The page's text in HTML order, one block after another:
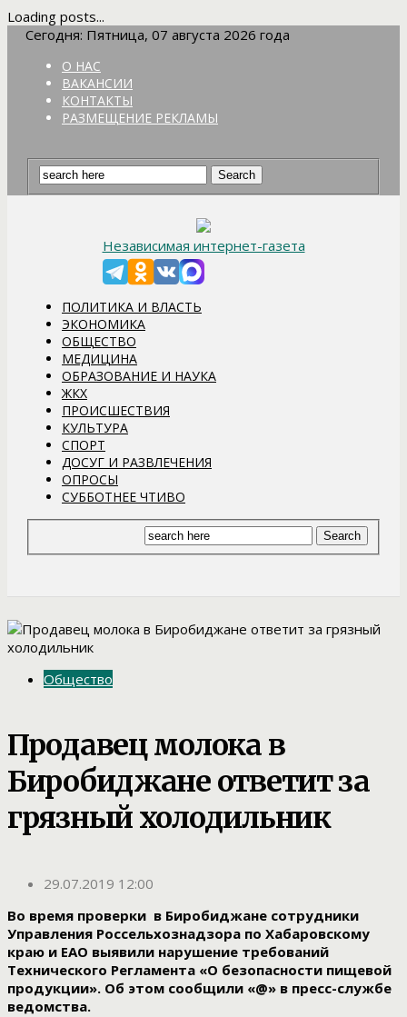
Loading posts...
Сегодня: Пятница, 07 августа 2026 года
О НАС
ВАКАНСИИ
КОНТАКТЫ
РАЗМЕЩЕНИЕ РЕКЛАМЫ
Независимая интернет-газета
ПОЛИТИКА И ВЛАСТЬ
ЭКОНОМИКА
ОБЩЕСТВО
МЕДИЦИНА
ОБРАЗОВАНИЕ И НАУКА
ЖКХ
ПРОИСШЕСТВИЯ
КУЛЬТУРА
СПОРТ
ДОСУГ И РАЗВЛЕЧЕНИЯ
ОПРОСЫ
СУББОТНЕЕ ЧТИВО
Общество
Продавец молока в
Биробиджане ответит за
грязный холодильник
29.07.2019 12:00
Во время проверки в Биробиджане сотрудники
Управления Россельхознадзора по Хабаровскому
краю и ЕАО выявили нарушение требований
Технического Регламента «О безопасности пищевой
продукции». Об этом сообщили «@» в пресс-службе
ведомства.